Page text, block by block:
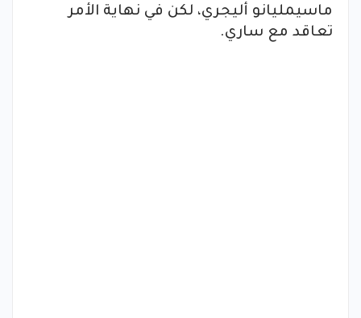
ماسيمليانو أليجري، لكن في نهاية الأمر
تعاقد مع ساري.